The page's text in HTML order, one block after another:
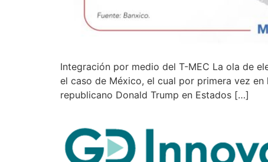
Integración por medio del T-MEC La ola de
el caso de México, el cual por primera vez
republicano Donald Trump en Estados […]